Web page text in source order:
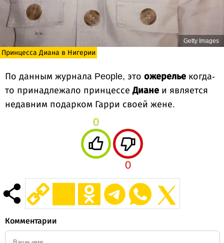
Getty Images
Принцесса Диана в Нигерии
По данным журнала People, это ожерелье когда-
то принадлежало принцессеДиане и является
недавним подарком Гарри своей жене.
0
0
Комментарии